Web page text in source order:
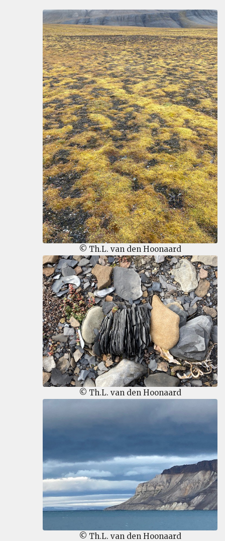
© Th.L. van den Hoonaard
© Th.L. van den Hoonaard
© Th.L. van den Hoonaard